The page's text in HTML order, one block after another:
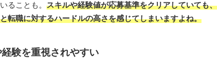
ることも。 スキルや経験値が応募基準をクリアしていても
転職に対するハードルの高さを感じてしまいますよね。
験を重視されやすい